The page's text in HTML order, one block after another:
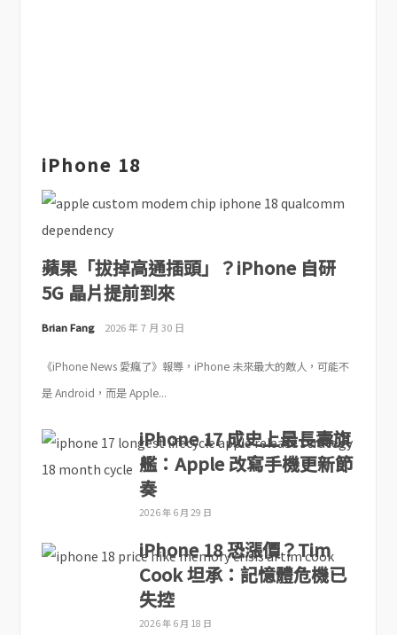
iPhone 18
蘋果「拔掉高通插頭」？iPhone 自研
5G 晶片提前到來
Brian Fang 2026 年 7 月 30 日
《iPhone News 愛瘋了》報導，iPhone 未來最大的敵人，可能不
是 Android，而是 Apple...
iPhone 17 成史上最長壽旗
艦：Apple 改寫手機更新節
奏
2026 年 6 月 29 日
iPhone 18 恐漲價？Tim
Cook 坦承：記憶體危機已
失控
2026 年 6 月 18 日